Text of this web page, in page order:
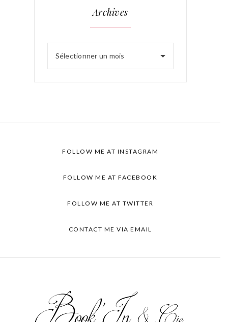
Archives
Sélectionner un mois
FOLLOW ME AT INSTAGRAM
FOLLOW ME AT FACEBOOK
FOLLOW ME AT TWITTER
CONTACT ME VIA EMAIL